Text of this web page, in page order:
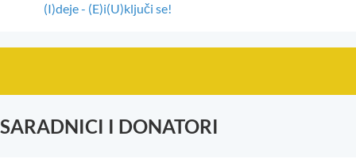
(I)deje - (E)i(U)ključi se!
SARADNICI I DONATORI